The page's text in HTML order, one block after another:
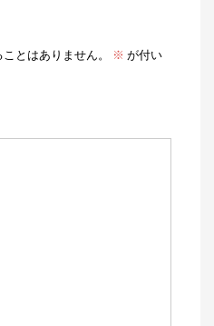
とはありません。 ※ が付い